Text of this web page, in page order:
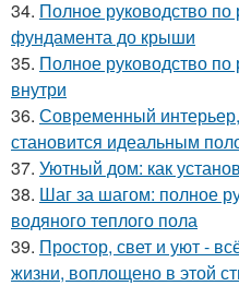
34. Полное руководство
фундамента до крыши
35. Полное руководство по
внутри
36. Современный
становится идеальным
37. Уютный дом: как
38. Шаг за шагом: полное
водяного теплого пола
39. Простор, свет и уют -
жизни, воплощено в этой